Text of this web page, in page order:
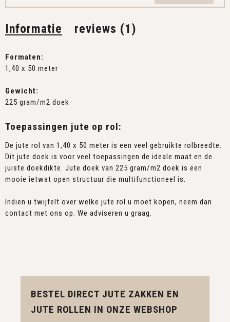
Informatie reviews (1)
Formaten:
1,40 x 50 meter
Gewicht:
225 gram/m2 doek
Toepassingen jute op rol:
De jute rol van 1,40 x 50 meter is een veel gebruikte rolbreedte.
Dit jute doek is voor veel toepassingen de ideale maat en de
juiste doekdikte. Jute doek van 225 gram/m2 doek is een
mooie ietwat open structuur die multifunctioneel is.
Indien u twijfelt over welke jute rol u moet kopen, neem dan
contact met ons op. We adviseren u graag.
BESTEL DIRECT JUTE ZAKKEN EN
JUTE ROLLEN IN ONZE WEBSHOP